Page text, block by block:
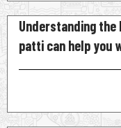
Understanding
patti can help you